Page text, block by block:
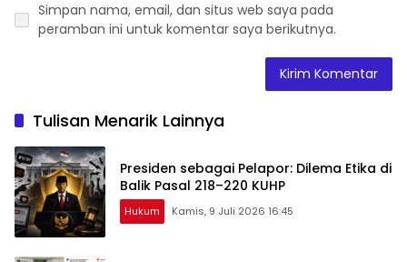
Simpan nama, email, dan situs web saya pada
peramban ini untuk komentar saya berikutnya.
Tulisan Menarik Lainnya
Presiden sebagai Pelapor: Dilema Etika di
Balik Pasal 218–220 KUHP
Hukum Kamis, 9 Juli 2026 16:45